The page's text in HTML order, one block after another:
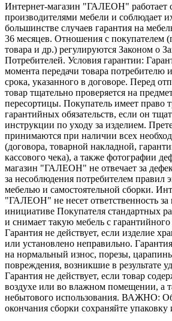
Интернет-магазин "ГАЛЕОН" работает
производителями мебели и соблюдает
большинстве случаев гарантия на
36 месяцев. Отношения с покупателем
товара и др.) регулируются Законом о
Потребителей. Условия гарантии:
момента передачи товара потребителю
срока, указанного в договоре. Перед
товар тщательно проверяется на
пересортицы. Покупатель имеет право
гарантийных обязательств, если он
инструкции по уходу за изделием.
принимаются при наличии всех
(договора, товарной накладной,
кассового чека), а также фотографии
магазин "ГАЛЕОН" не отвечает за
за несоблюдения потребителем правил
мебелью и самостоятельной сборки.
"ГАЛЕОН" не несет ответственность за
инициативе Покупателя стандартных
и снимает такую мебель с
Гарантия не действует, если изделие
или установлено неправильно.
на нормальный износ, порезы,
повреждения, возникшие в результате
Гарантия не действует, если товар
воздухе или во влажном помещении, а
небытового использования. ВАЖНО:
окончания сборки сохраняйте